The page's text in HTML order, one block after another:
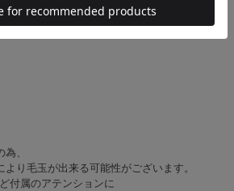
スです♡
、
り毛玉が出来る可能性がございます。
付属のアテンションに